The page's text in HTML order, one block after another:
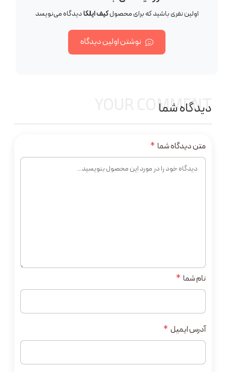
اولین نفری باشید که برای محصولکیف ایلکادیدگاه می‌نویسد
نوشتن اولین دیدگاه
دیدگاه شما
YOUR COMMENT
نام شما *
آدرس ایمیل *
متن دیدگاه شما *